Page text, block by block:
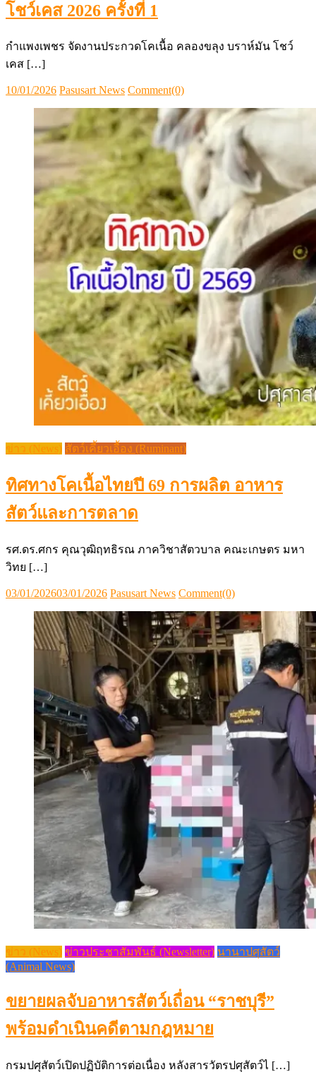
โชว์เคส 2026 ครั้งที่ 1
กำแพงเพชร จัดงานประกวดโคเนื้อ คลองขลุง บราห์มัน โชว์
เคส […]
Posted
10/01/2026 Author
Pasusart News Comment(0)
ข่าว (News) สัตว์เคี้ยวเอื้อง (Ruminant)
ทิศทางโคเนื้อไทยปี 69 การผลิต อาหาร
สัตว์และการตลาด
รศ.ดร.ศกร คุณวุฒิฤทธิรณ ภาควิชาสัตวบาล คณะเกษตร มหา
วิทย […]
Posted
03/01/202603/01/2026 Author
Pasusart News Comment(0)
ข่าว (News) ข่าวประชาสัมพันธ์ (Newsletter) นานาปศุสัตว์
(Animal News)
ขยายผลจับอาหารสัตว์เถื่อน “ราชบุรี”
พร้อมดำเนินคดีตามกฎหมาย
กรมปศุสัตว์เปิดปฏิบัติการต่อเนื่อง หลังสารวัตรปศุสัตว์ไ […]